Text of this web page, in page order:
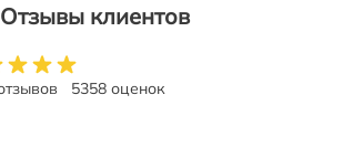
Отзывы клиентов
5358 оценок